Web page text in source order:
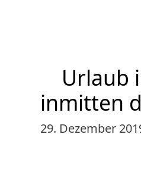
Urlaub
inmitten
29. Dezember